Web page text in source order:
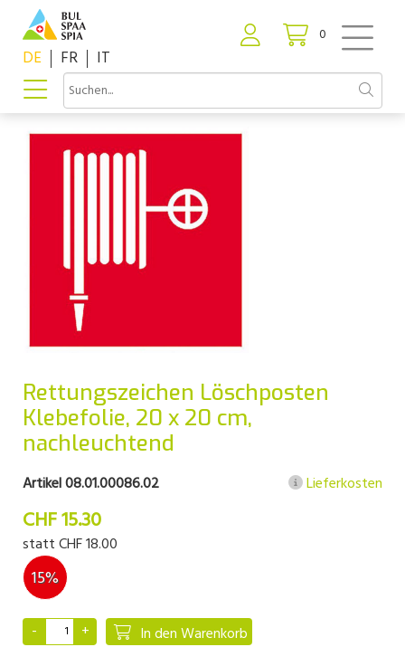
0
DE FR IT
Rettungszeichen Löschposten
Klebefolie, 20 x 20 cm,
nachleuchtend
Artikel 08.01.00086.02 Lieferkosten
CHF 15.30
stattCHF 18.00
15%
In den Warenkorb